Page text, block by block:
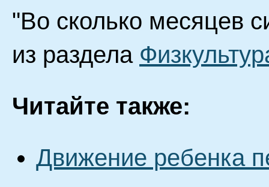
"Во сколько месяцев
из раздела
Читайте также:
Движение ребенка